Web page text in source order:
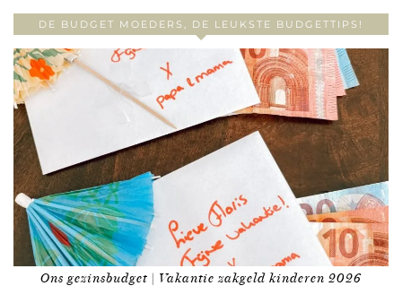
DE BUDGET MOEDERS, DE LEUKSTE BUDGETTIPS!
Ons gezinsbudget | Vakantie zakgeld kinderen 2026